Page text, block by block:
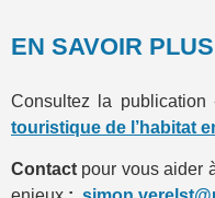
EN SAVOIR PLUS
Consultez la publication
touristique de l’habitat
Contact pour vous aider